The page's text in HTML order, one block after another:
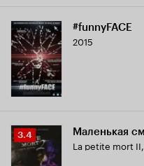
#funnyFACE
2015
Рейтинг
Кинопоиска
3.4
3.4 Маленькая
La petite mort II,